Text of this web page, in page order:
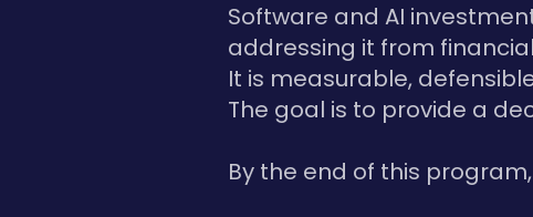
Software and AI
addressing it from
It is measurable,
The goal is to provide a
By the end of this